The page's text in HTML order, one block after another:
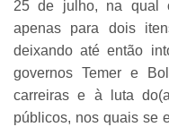
25 de julho, na qual
apenas para dois
deixando até então
governos Temer e
carreiras e à luta
públicos, nos quais se